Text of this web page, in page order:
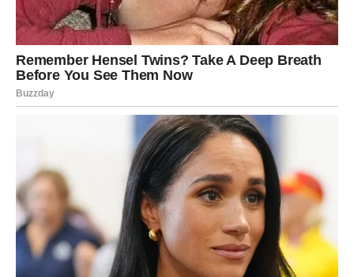
zagrijanoj na 165°C
20 minuta.
3. Priprema kreme:
U zdjeli pomiješajtemascarpone i vrhnje za šlag
Dodajte
dobijete glatku i čvrstu kremu.
Podijelite kremu nadva dijela– jedan dio za fil, drugi
za završni sloj.
4. Izrada ganachea:
Zagrijte200 ml vrhnja za šlag
dok ne dođe do točke
vrenja, ali nemojte ga prokuhati.